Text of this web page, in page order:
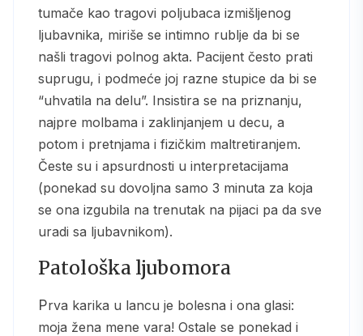
tumače kao tragovi poljubaca izmišljenog
ljubavnika, miriše se intimno rublje da bi se
našli tragovi polnog akta. Pacijent često prati
suprugu, i podmeće joj razne stupice da bi se
“uhvatila na delu”. Insistira se na priznanju,
najpre molbama i zaklinjanjem u decu, a
potom i pretnjama i fizičkim maltretiranjem.
Česte su i apsurdnosti u interpretacijama
(ponekad su dovoljna samo 3 minuta za koja
se ona izgubila na trenutak na pijaci pa da sve
uradi sa ljubavnikom).
Patološka ljubomora
Prva karika u lancu je bolesna i ona glasi:
moja žena mene vara! Ostale se ponekad i